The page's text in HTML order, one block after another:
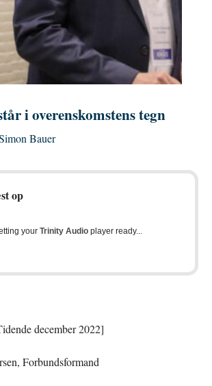
i overenskomstens tegn
Bauer
op
your Trinity Audio player ready...
december 2022]
Forbundsformand